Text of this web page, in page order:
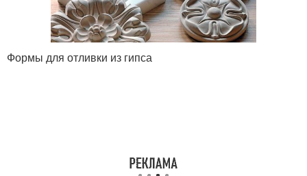
Формы для отливки из гипса